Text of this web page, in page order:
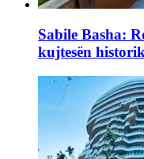
Sabile Basha:
kujtesën